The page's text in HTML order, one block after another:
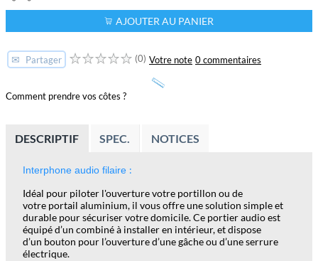
AJOUTER AU PANIER
✉ Partager (0) Votre note 0 commentaires
Comment prendre vos côtes ?
DESCRIPTIF SPEC. NOTICES
Interphone audio filaire :
Idéal pour piloter l'ouverture votre portillon ou de
votre portail aluminium, il vous offre une solution simple et
durable pour sécuriser votre domicile. Ce portier audio est
équipé d’un combiné à installer en intérieur, et dispose
d’un bouton pour l’ouverture d’une gâche ou d’une serrure
électrique.